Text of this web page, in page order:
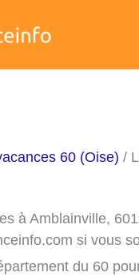
60 (Oise) /
à Amblainville,
si vous
du 60